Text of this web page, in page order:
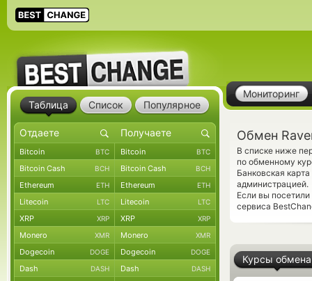
Мониторинг
Обмен
В списке ниже
по обменному
Банковская
администрацией.
Если вы
сервиса
Курсы обмена
Таблица Список Популярное
Bitcoin BTC Bitcoin BTC
Bitcoin Cash BCH Bitcoin Cash BCH
Ethereum ETH Ethereum ETH
Litecoin LTC Litecoin LTC
XRP XRP XRP XRP
Monero XMR Monero XMR
Dogecoin DOGE Dogecoin DOGE
Dash DASH Dash DASH